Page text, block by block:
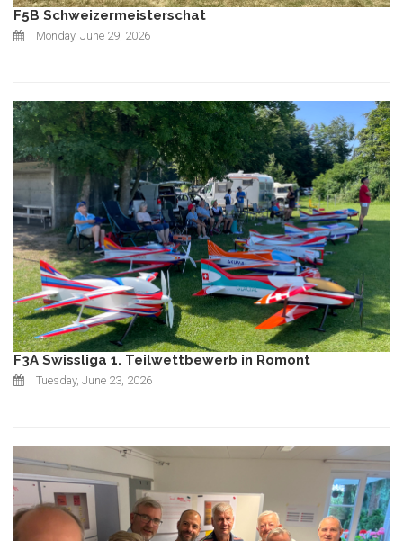
F5B Schweizermeisterschat
Monday, June 29, 2026
F3A Swissliga 1. Teilwettbewerb in Romont
Tuesday, June 23, 2026